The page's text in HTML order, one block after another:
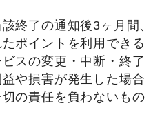
終了の通知後3ヶ月間、
ポイントを利用できる
スの変更・中断・終了
や損害が発生した場合
の責任を負わないもの